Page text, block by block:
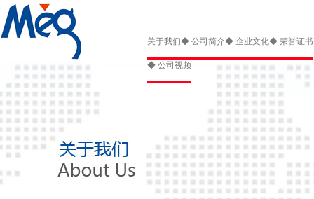
关于我们◆ 公司简介◆ 企业文化◆ 荣誉证书
◆ 公司视频